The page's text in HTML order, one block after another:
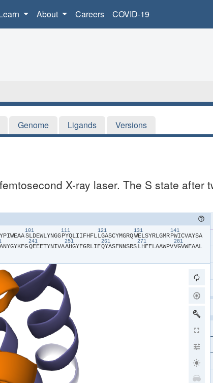
About Careers COVID-19
Genome Ligands Versions
X-ray laser. The S state after
​Y​​P​​I​​W​​E​​A​​A​
101
​S​​L​​D​​E​​W​​L​​Y​​N​​G​​G​
111
​P​​Y​​Q​​L​​I​​I​​F​​H​​F​​L​
121
​L​​G​​A​​S​​C​​Y​​M​​G​​R​​Q​
131
​W​​E​​L​​S​​Y​​R​​L​​G​​M​​R​
141
​P​​W​​I​​C​​V​​A​​Y​​S​​A​
​A​​N​​Y​​G​​Y​​K​​F​​G​
241
​Q​​E​​E​​E​​T​​Y​​N​​I​​V​​A​
251
​A​​H​​G​​Y​​F​​G​​R​​L​​I​​F​
261
​Q​​Y​​A​​S​​F​​N​​N​​S​​R​​S​
271
​L​​H​​F​​F​​L​​A​​A​​W​​P​​V​
281
​V​​G​​V​​W​​F​​A​​A​​L​